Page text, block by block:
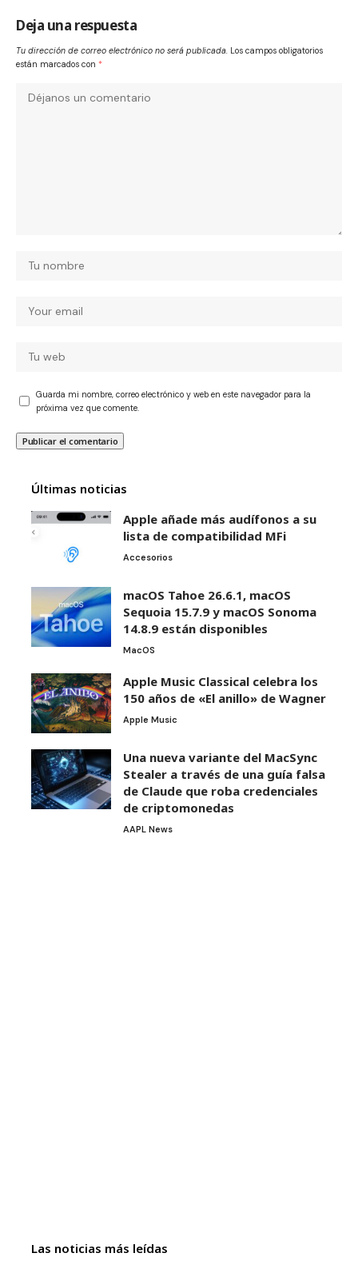
Deja una respuesta
Tu dirección de correo electrónico no será publicada. Los campos obligatorios
están marcados con *
Guarda mi nombre, correo electrónico y web en este navegador para la
próxima vez que comente.
Últimas noticias
Apple añade más audífonos a su
lista de compatibilidad MFi
Accesorios
macOS Tahoe 26.6.1, macOS
Sequoia 15.7.9 y macOS Sonoma
14.8.9 están disponibles
MacOS
Apple Music Classical celebra los
150 años de «El anillo» de Wagner
Apple Music
Una nueva variante del MacSync
Stealer a través de una guía falsa
de Claude que roba credenciales
de criptomonedas
AAPL News
Las noticias más leídas